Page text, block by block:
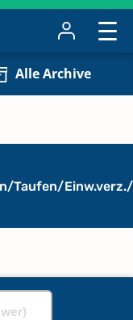
Alle Archive
Taufen/